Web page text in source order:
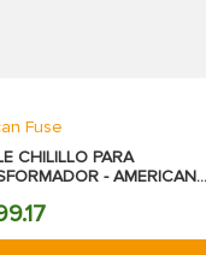
Fuse
CHILILLO PARA
- AMERICAN
.17